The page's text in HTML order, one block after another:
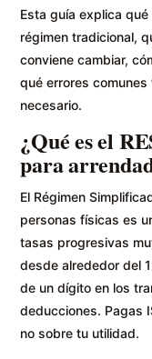
Esta guía explica
régimen tradicional,
conviene cambiar,
qué errores
necesario.
¿Qué es el
para
El Régimen
personas físicas es
tasas progresivas
desde alrededor del
de un dígito en los
deducciones. Pagas
no sobre tu utilidad.